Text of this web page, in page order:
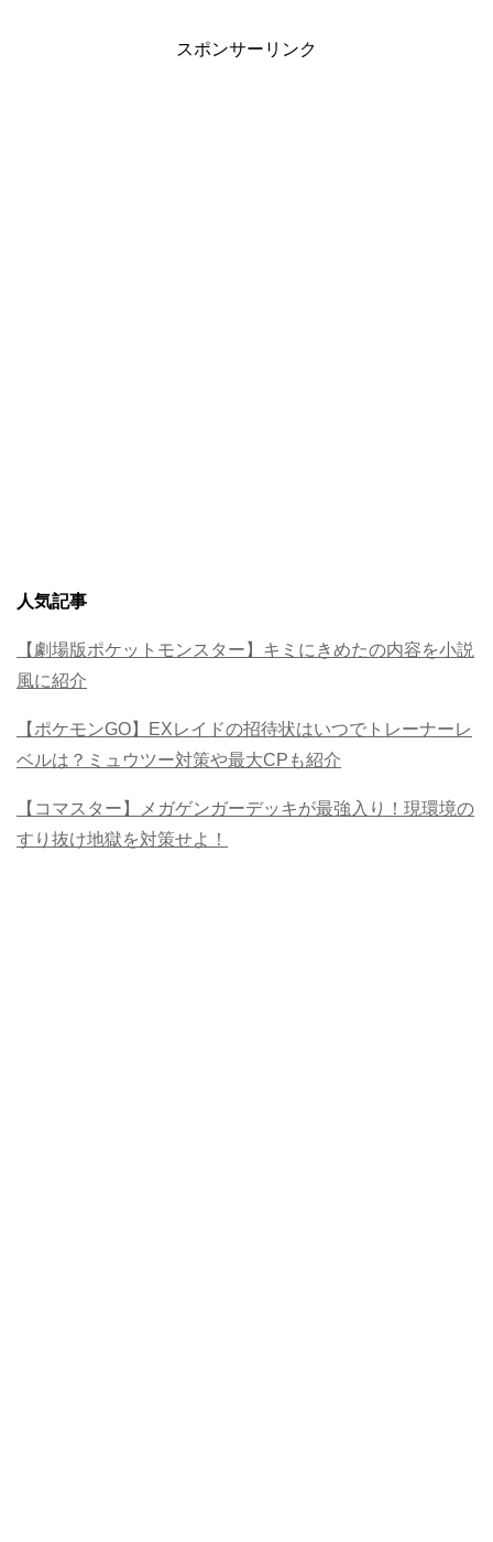
スポンサーリンク
人気記事
【劇場版ポケットモンスター】キミにきめたの内容を小説
風に紹介
【ポケモンGO】EXレイドの招待状はいつでトレーナーレ
ベルは？ミュウツー対策や最大CPも紹介
【コマスター】メガゲンガーデッキが最強入り！現環境の
すり抜け地獄を対策せよ！